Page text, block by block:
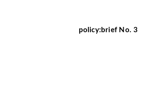
policy:brief No. 3